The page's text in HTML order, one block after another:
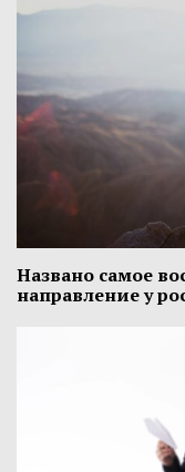
Названо самое
направление у